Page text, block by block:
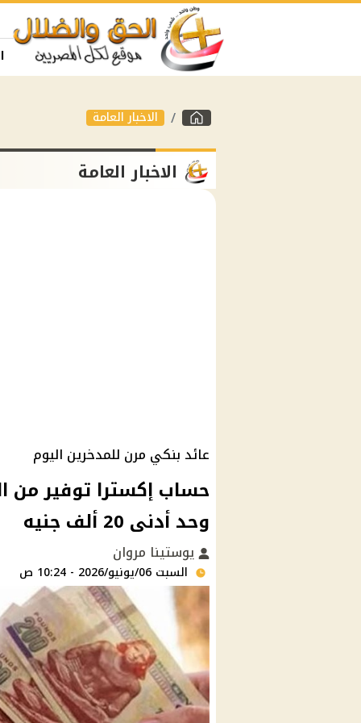
الاخبار العامة
الاخبار العامة
عائد بنكي مرن للمدخرين اليوم
وحد أدنى 20 ألف جنيه
يوستينا مروان
السبت 06/يونيو/2026 - 10:24 ص